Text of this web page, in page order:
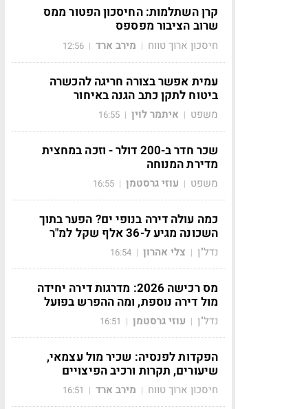
קרן השתלמות: החיסכון הפטור ממס
שרוב הציבור מפספס
חיסכון ארוך טווח | מירב ארד |
12:56
עמית אפשר בצורה חריגה להכשרה
ביטוח לתקן כתב הגנה באיחור
משפט | איתמר לוין |
16:55
שכר חדר ב-200 דולר - וזכה במחצית
מדירת המנוחה
משפט | עוזי גרסטמן |
16:55
כמה עולה דירה בנופי ים? הפער בתוך
השכונה מגיע ל-36 אלף שקל למ"ר
נדל"ן | צלי אהרון |
16:54
מס רכישה 2026: מדרגות דירה יחידה
מול דירה נוספת, ומה ההפרש בפועל
נדל"ן | עוזי גרסטמן |
16:51
הפקדות לפנסיה: שכיר מול עצמאי,
שיעורים, תקרות ורכיב הפיצויים
חיסכון ארוך טווח | מירב ארד |
16:51